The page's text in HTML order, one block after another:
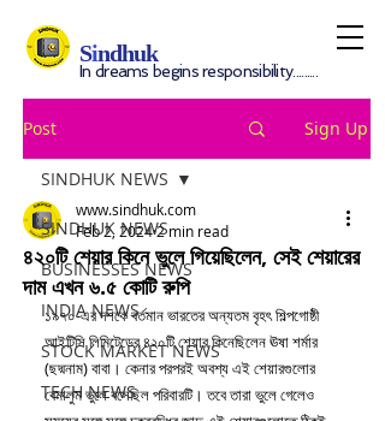
Sindhuk
In dreams begins responsibility.........
Post Sign Up
SINDHUK NEWS
BUSINESSES NEWS
INDIA NEWS
STOCK MARKET NEWS
TECH NEWS
SINDHUK NEWS
৪২০টি শেয়ার কিনে ভুলে গিয়েছিলেন, সেই শেয়ারের
দাম এখন ৬.৫ কোটি রুপি
www.sindhuk.com
Feb 2, 20242 min read
১৯৭০-এর দশকে বর্তমান ভারতের অন্যতম বৃহৎ শিল্পগোষ্ঠী
আইটিসি লিমিটেডের ৪২০টি শেয়ার কিনেছিলেন ঊষা শর্মার
(ছদ্মনাম) বাবা। কেনার পরপরই অবশ্য এই শেয়ারগুলোর
বেমালুম ভুলে বসেছিল পরিবারটি। তবে তারা ভুলে গেলেও